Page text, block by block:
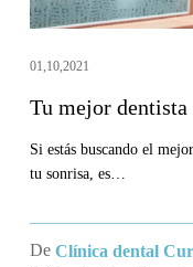
01,10,2021
Tu mejor dentista
Si estás buscando el
tu sonrisa, es…
De Clínica dental